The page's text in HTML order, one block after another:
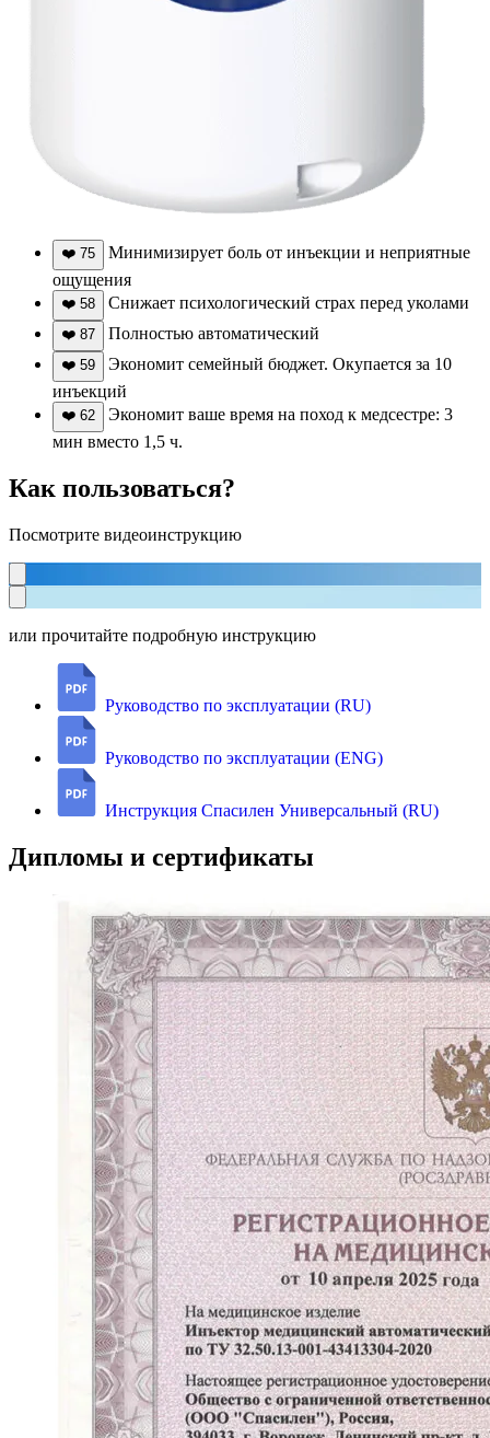
❤️ 75
Минимизирует боль от инъекции и неприятные
ощущения
❤️ 58 Снижает психологический страх перед уколами
❤️ 87 Полностью автоматический
❤️ 59
Экономит семейный бюджет. Окупается за 10
инъекций
❤️ 62
Экономит ваше время на поход к медсестре: 3
мин вместо 1,5 ч.
Как пользоваться?
Посмотрите видеоинструкцию
или прочитайте подробную инструкцию
Руководство по эксплуатации (RU)
Руководство по эксплуатации (ENG)
Инструкция Спасилен Универсальный (RU)
Дипломы и сертификаты